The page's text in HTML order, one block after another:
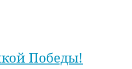
Победы!